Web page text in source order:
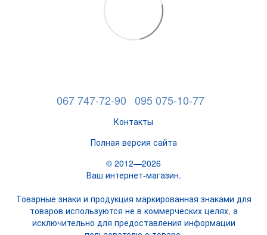
067 747-72-90 095 075-10-77
Контакты
Полная версия сайта
© 2012—2026
Ваш интернет-магазин.
Товарные знаки и продукция маркированная знаками для
товаров используются не в коммерческих целях, а
исключительно для предоставления информации